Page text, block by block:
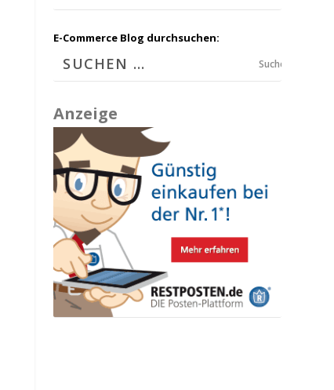
E-Commerce Blog durchsuchen:
Suchen
Anzeige